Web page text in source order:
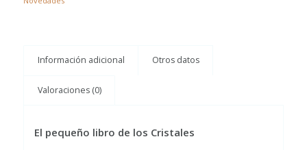
Información adicional Otros datos
Valoraciones (0)
El pequeño libro de los Cristales